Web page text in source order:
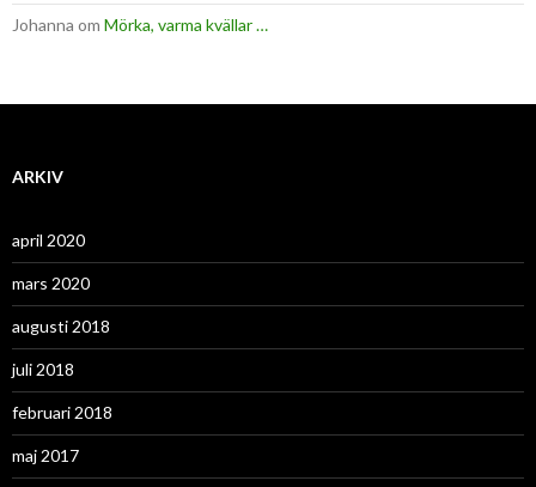
Johanna om Mörka, varma kvällar …
ARKIV
april 2020
mars 2020
augusti 2018
juli 2018
februari 2018
maj 2017